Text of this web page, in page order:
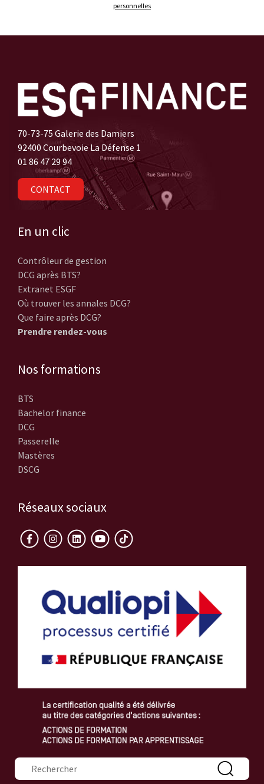
personnelles
70-73-75 Galerie des Damiers
92400 Courbevoie La Défense 1
01 86 47 29 94
CONTACT
En un clic
Contrôleur de gestion
DCG après BTS?
Extranet ESGF
Où trouver les annales DCG?
Que faire après DCG?
Prendre rendez-vous
Nos formations
BTS
Bachelor finance
DCG
Passerelle
Mastères
DSCG
Réseaux sociaux
Formulaire de recherche